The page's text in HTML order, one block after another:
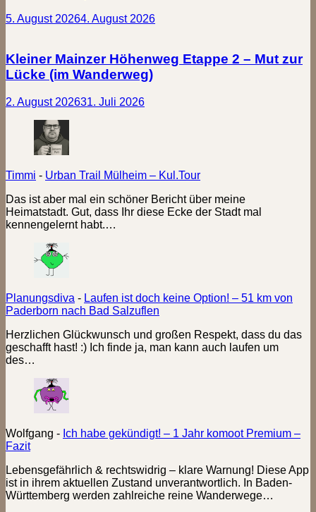
5. August 20264. August 2026
Kleiner Mainzer Höhenweg Etappe 2 – Mut zur
Lücke (im Wanderweg)
2. August 202631. Juli 2026
Timmi - Urban Trail Mülheim – Kul.Tour
Das ist aber mal ein schöner Bericht über meine
Heimatstadt. Gut, dass Ihr diese Ecke der Stadt mal
kennengelernt habt.…
Planungsdiva - Laufen ist doch keine Option! – 51 km von
Paderborn nach Bad Salzuflen
Herzlichen Glückwunsch und großen Respekt, dass du das
geschafft hast! :) Ich finde ja, man kann auch laufen um
des…
Wolfgang - Ich habe gekündigt! – 1 Jahr komoot Premium –
Fazit
Lebensgefährlich & rechtswidrig – klare Warnung! Diese App
ist in ihrem aktuellen Zustand unverantwortlich. In Baden-
Württemberg werden zahlreiche reine Wanderwege…